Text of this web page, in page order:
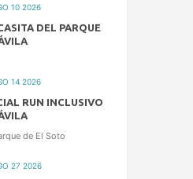
10 2026
DEL PARQUE
14 2026
RUN INCLUSIVO
de El Soto
27 2026